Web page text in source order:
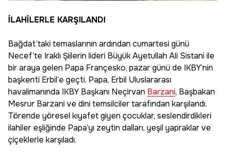
İLAHİLERLE KARŞILANDI
Bağdat’taki temaslarının ardından cumartesi günü
Necef’te Iraklı Şiilerin lideri Büyük Ayetullah Ali Sistani ile
bir araya gelen Papa Françesko, pazar günü de IKBY’nin
başkenti Erbil’e geçti. Papa, Erbil Uluslararası
havalimanında IKBY Başkanı Neçirvan Barzani, Başbakan
Mesrur Barzani ve dini temsilciler tarafından karşılandı.
Törende yöresel kıyafet giyen çocuklar, seslendirdikleri
ilahiler eşliğinde Papa’yı zeytin dalları, yeşil yapraklar ve
çiçeklerle karşıladı.